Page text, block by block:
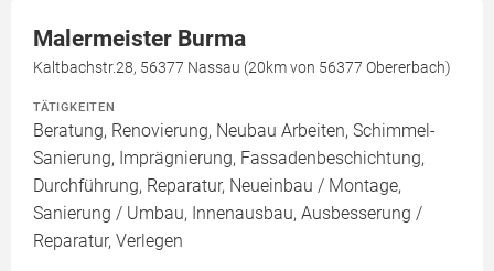
Malermeister Burma
Kaltbachstr.28, 56377 Nassau (20km von 56377 Obererbach)
TÄTIGKEITEN
Beratung, Renovierung, Neubau Arbeiten, Schimmel-
Sanierung, Imprägnierung, Fassadenbeschichtung,
Durchführung, Reparatur, Neueinbau / Montage,
Sanierung / Umbau, Innenausbau, Ausbesserung /
Reparatur, Verlegen